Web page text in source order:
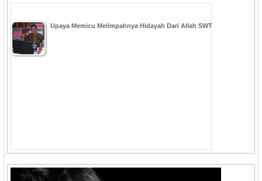
Upaya Memicu Melimpahnya Hidayah Dari Allah SWT